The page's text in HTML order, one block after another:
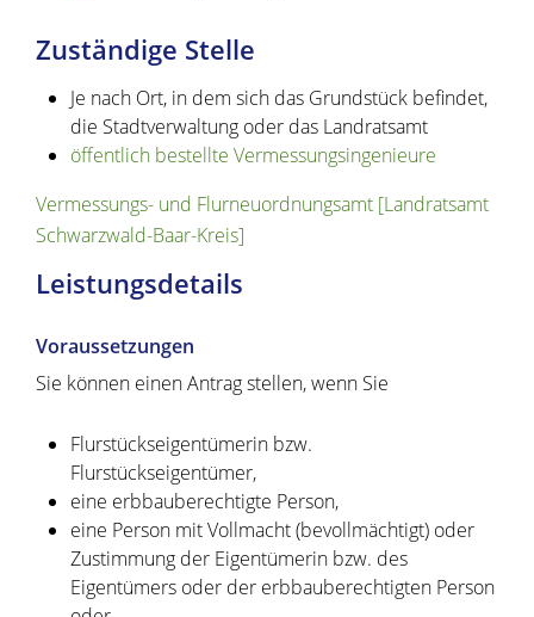
Zuständige Stelle
Je nach Ort, in dem sich das Grundstück befindet,
die Stadtverwaltung oder das Landratsamt
öffentlich bestellte Vermessungsingenieure
Vermessungs- und Flurneuordnungsamt [Landratsamt
Schwarzwald-Baar-Kreis]
Leistungsdetails
Voraussetzungen
Sie können einen Antrag stellen, wenn Sie
Flurstückseigentümerin bzw.
Flurstückseigentümer,
eine erbbauberechtigte Person,
eine Person mit Vollmacht (bevollmächtigt) oder
Zustimmung der Eigentümerin bzw. des
Eigentümers oder der erbbauberechtigten Person